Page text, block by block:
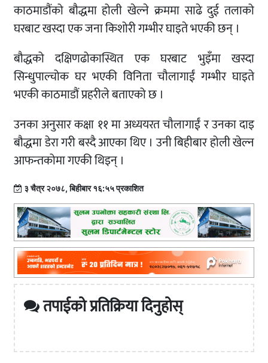
काठमाडौंको बौद्धमा होली खेल्ने क्रममा साढे दुई तलाको
घरबाट खस्दा एक जना किशोरी गम्भीर घाइते भएकी छन् ।
बौद्धको दक्षिणढोकास्थित एक घरबाट भुइँमा खस्दा
सिन्धुपाल्चोक घर भएकी विनिता चौलागाईं गम्भीर घाइते
भएकी काठमाडौं प्रहरीले बताएको छ ।
उनका अनुसार कक्षा ११ मा अध्ययरत चौलागाईं र उनका दाइ
बौद्धमा डेरा गरी बस्दै आएका थिए । उनी बिहीबार होली खेल्न
आफन्तकोमा गएकी थिइन् ।
३ चैत्र २०७८, बिहीबार १६:५५ प्रकाशित
तपाईको प्रतिक्रिया दिनुहोस्